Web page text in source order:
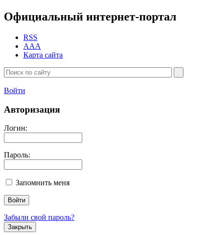
Официальный интернет-портал
RSS
AAA
Карта сайта
Войти
Авторизация
Логин:
Пароль:
Запомнить меня
Забыли свой пароль?
Закрыть